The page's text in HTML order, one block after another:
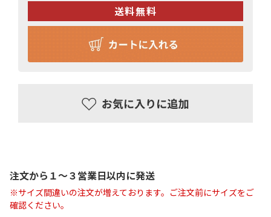
注文から１〜３営業日以内に発送
※サイズ間違いの注文が増えております。ご注文前にサイズをご
確認ください。